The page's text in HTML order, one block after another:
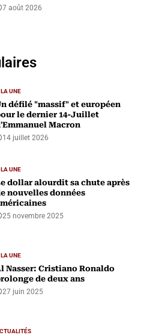
7 août 2026
UNE
défilé "massif" et européen
le dernier 14-Juillet
Macron
14 juillet 2026
UNE
dollar alourdit sa chute après
nouvelles données
25 novembre 2025
UNE
Nasser: Cristiano Ronaldo
de deux ans
27 juin 2025